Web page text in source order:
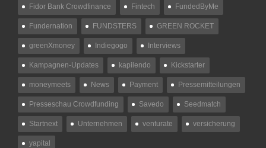
Fidor Bank Crowdfinance Fintech FundedByMe
Fundernation FUNDSTERS GREEN ROCKET
greenXmoney Indiegogo Interviews
Kampagnen-Updates kapilendo Kickstarter
moneymeets News Payment Pressemitteilungen
Presseschau Crowdfunding Savedo Seedmatch
Startnext Unternehmen venturate versicherung
yapital